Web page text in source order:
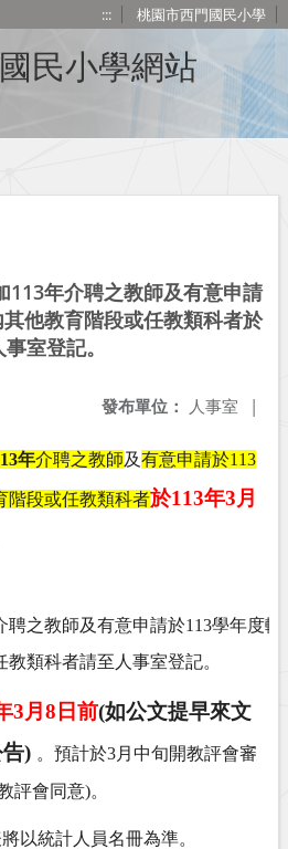
::: 桃園市西門國民小學
113年介聘之教師及有意申請
他教育階段或任教類科者於
室登記。
發布單位： 人事室 |
年介聘之教師及有意申請於113
階段或任教類科者於113年3月
聘之教師及有意申請於113學年度轉
教類科者請至人事室登記。
3月 8 日前(如公文提早來文
) 。預計於3月中旬開教評會審
評會同意)。
以統計人員名冊為準。